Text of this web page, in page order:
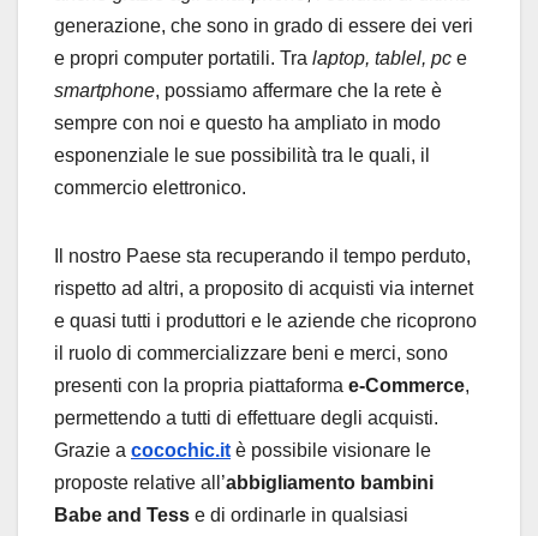
generazione, che sono in grado di essere dei veri
e propri computer portatili. Tra laptop, tablel, pc e
smartphone, possiamo affermare che la rete è
sempre con noi e questo ha ampliato in modo
esponenziale le sue possibilità tra le quali, il
commercio elettronico.
Il nostro Paese sta recuperando il tempo perduto,
rispetto ad altri, a proposito di acquisti via internet
e quasi tutti i produttori e le aziende che ricoprono
il ruolo di commercializzare beni e merci, sono
presenti con la propria piattaforma e-Commerce,
permettendo a tutti di effettuare degli acquisti.
Grazie a cocochic.it è possibile visionare le
proposte relative all’abbigliamento bambini
Babe and Tess e di ordinarle in qualsiasi